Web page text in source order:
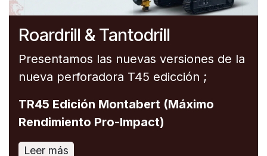
Roardrill & Tantodrill
Presentamos las nuevas versiones de la
nueva perforadora T45 edicción ;
TR45 Edición Montabert (Máximo
Rendimiento Pro-Impact)
Leer más